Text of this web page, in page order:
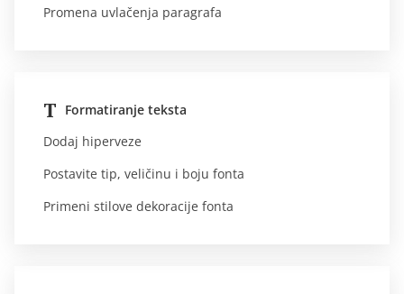
Promena uvlačenja paragrafa
Formatiranje teksta
Dodaj hiperveze
Postavite tip, veličinu i boju fonta
Primeni stilove dekoracije fonta